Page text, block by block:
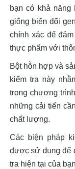
bạn có khả năng
giống biến đổi
chính xác để
thực phẩm với
Bột hỗn hợp và
kiểm tra này
trong chương
những cải tiến
chất lượng.
Các biện pháp
được sử dụng để
tra hiện tại của